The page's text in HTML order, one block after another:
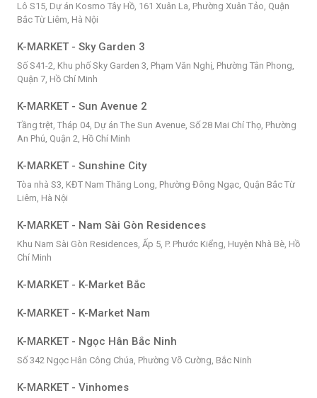
Lô S15, Dự án Kosmo Tây Hồ, 161 Xuân La, Phường Xuân Tảo, Quận
Bắc Từ Liêm, Hà Nội
K-MARKET - Sky Garden 3
Số S41-2, Khu phố Sky Garden 3, Phạm Văn Nghị, Phường Tân Phong,
Quận 7, Hồ Chí Minh
K-MARKET - Sun Avenue 2
Tầng trệt, Tháp 04, Dự án The Sun Avenue, Số 28 Mai Chí Thọ, Phường
An Phú, Quận 2, Hồ Chí Minh
K-MARKET - Sunshine City
Tòa nhà S3, KĐT Nam Thăng Long, Phường Đông Ngạc, Quận Bắc Từ
Liêm, Hà Nội
K-MARKET - Nam Sài Gòn Residences
Khu Nam Sài Gòn Residences, Ấp 5, P. Phước Kiểng, Huyện Nhà Bè, Hồ
Chí Minh
K-MARKET - K-Market Bắc
K-MARKET - K-Market Nam
K-MARKET - Ngọc Hân Bắc Ninh
Số 342 Ngọc Hân Công Chúa, Phường Võ Cường, Bắc Ninh
K-MARKET - Vinhomes